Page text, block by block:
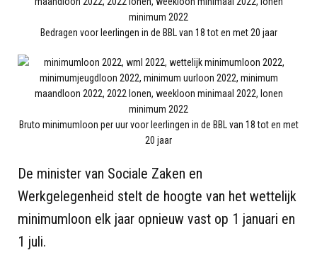
Bedragen voor leerlingen in de BBL van 18 tot en met 20 jaar
Bruto minimumloon per uur voor leerlingen in de BBL van 18 tot en met
20 jaar
De minister van Sociale Zaken en
Werkgelegenheid stelt de hoogte van het wettelijk
minimumloon elk jaar opnieuw vast op 1 januari en
1 juli.